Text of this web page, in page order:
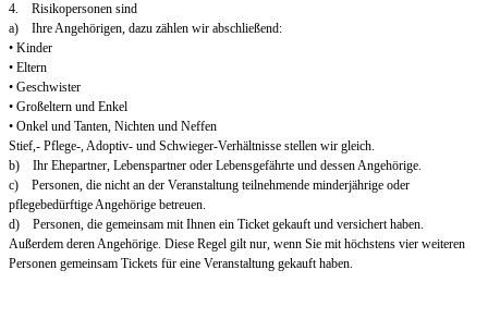
4. Risikopersonen sind
a) Ihre Angehörigen, dazu zählen wir abschließend:
• Kinder
• Eltern
• Geschwister
• Großeltern und Enkel
• Onkel und Tanten, Nichten und Neffen
Stief,- Pflege-, Adoptiv- und Schwieger-Verhältnisse stellen wir gleich.
b) Ihr Ehepartner, Lebenspartner oder Lebensgefährte und dessen Angehörige.
c) Personen, die nicht an der Veranstaltung teilnehmende minderjährige oder
pflegebedürftige Angehörige betreuen.
d) Personen, die gemeinsam mit Ihnen ein Ticket gekauft und versichert haben.
Außerdem deren Angehörige. Diese Regel gilt nur, wenn Sie mit höchstens vier weiteren
Personen gemeinsam Tickets für eine Veranstaltung gekauft haben.